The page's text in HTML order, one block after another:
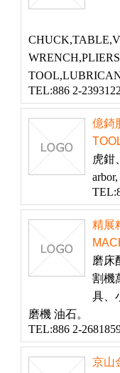
TEL:886 2-
億錡
虎鉗
精展
磨床
割機
具、
磨機 油石。
TEL:886 2-
京山